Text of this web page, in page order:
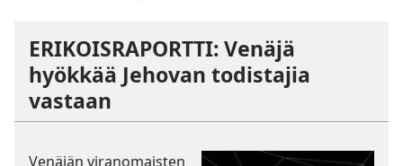
ERIKOISRAPORTTI: Venäjä
hyökkää Jehovan todistajia
vastaan
Venäjän viranomaisten